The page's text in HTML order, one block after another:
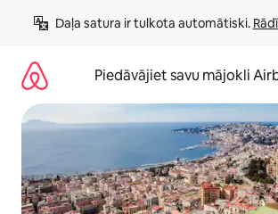
saturu
Daļa satura ir tulkota automātiski.
Piedāvājiet savu mājokli